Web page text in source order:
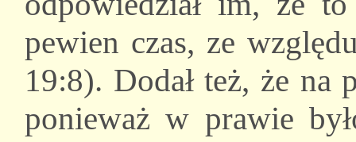
pewien czas, ze
19:8). Dodał też, że na
ponieważ w prawie